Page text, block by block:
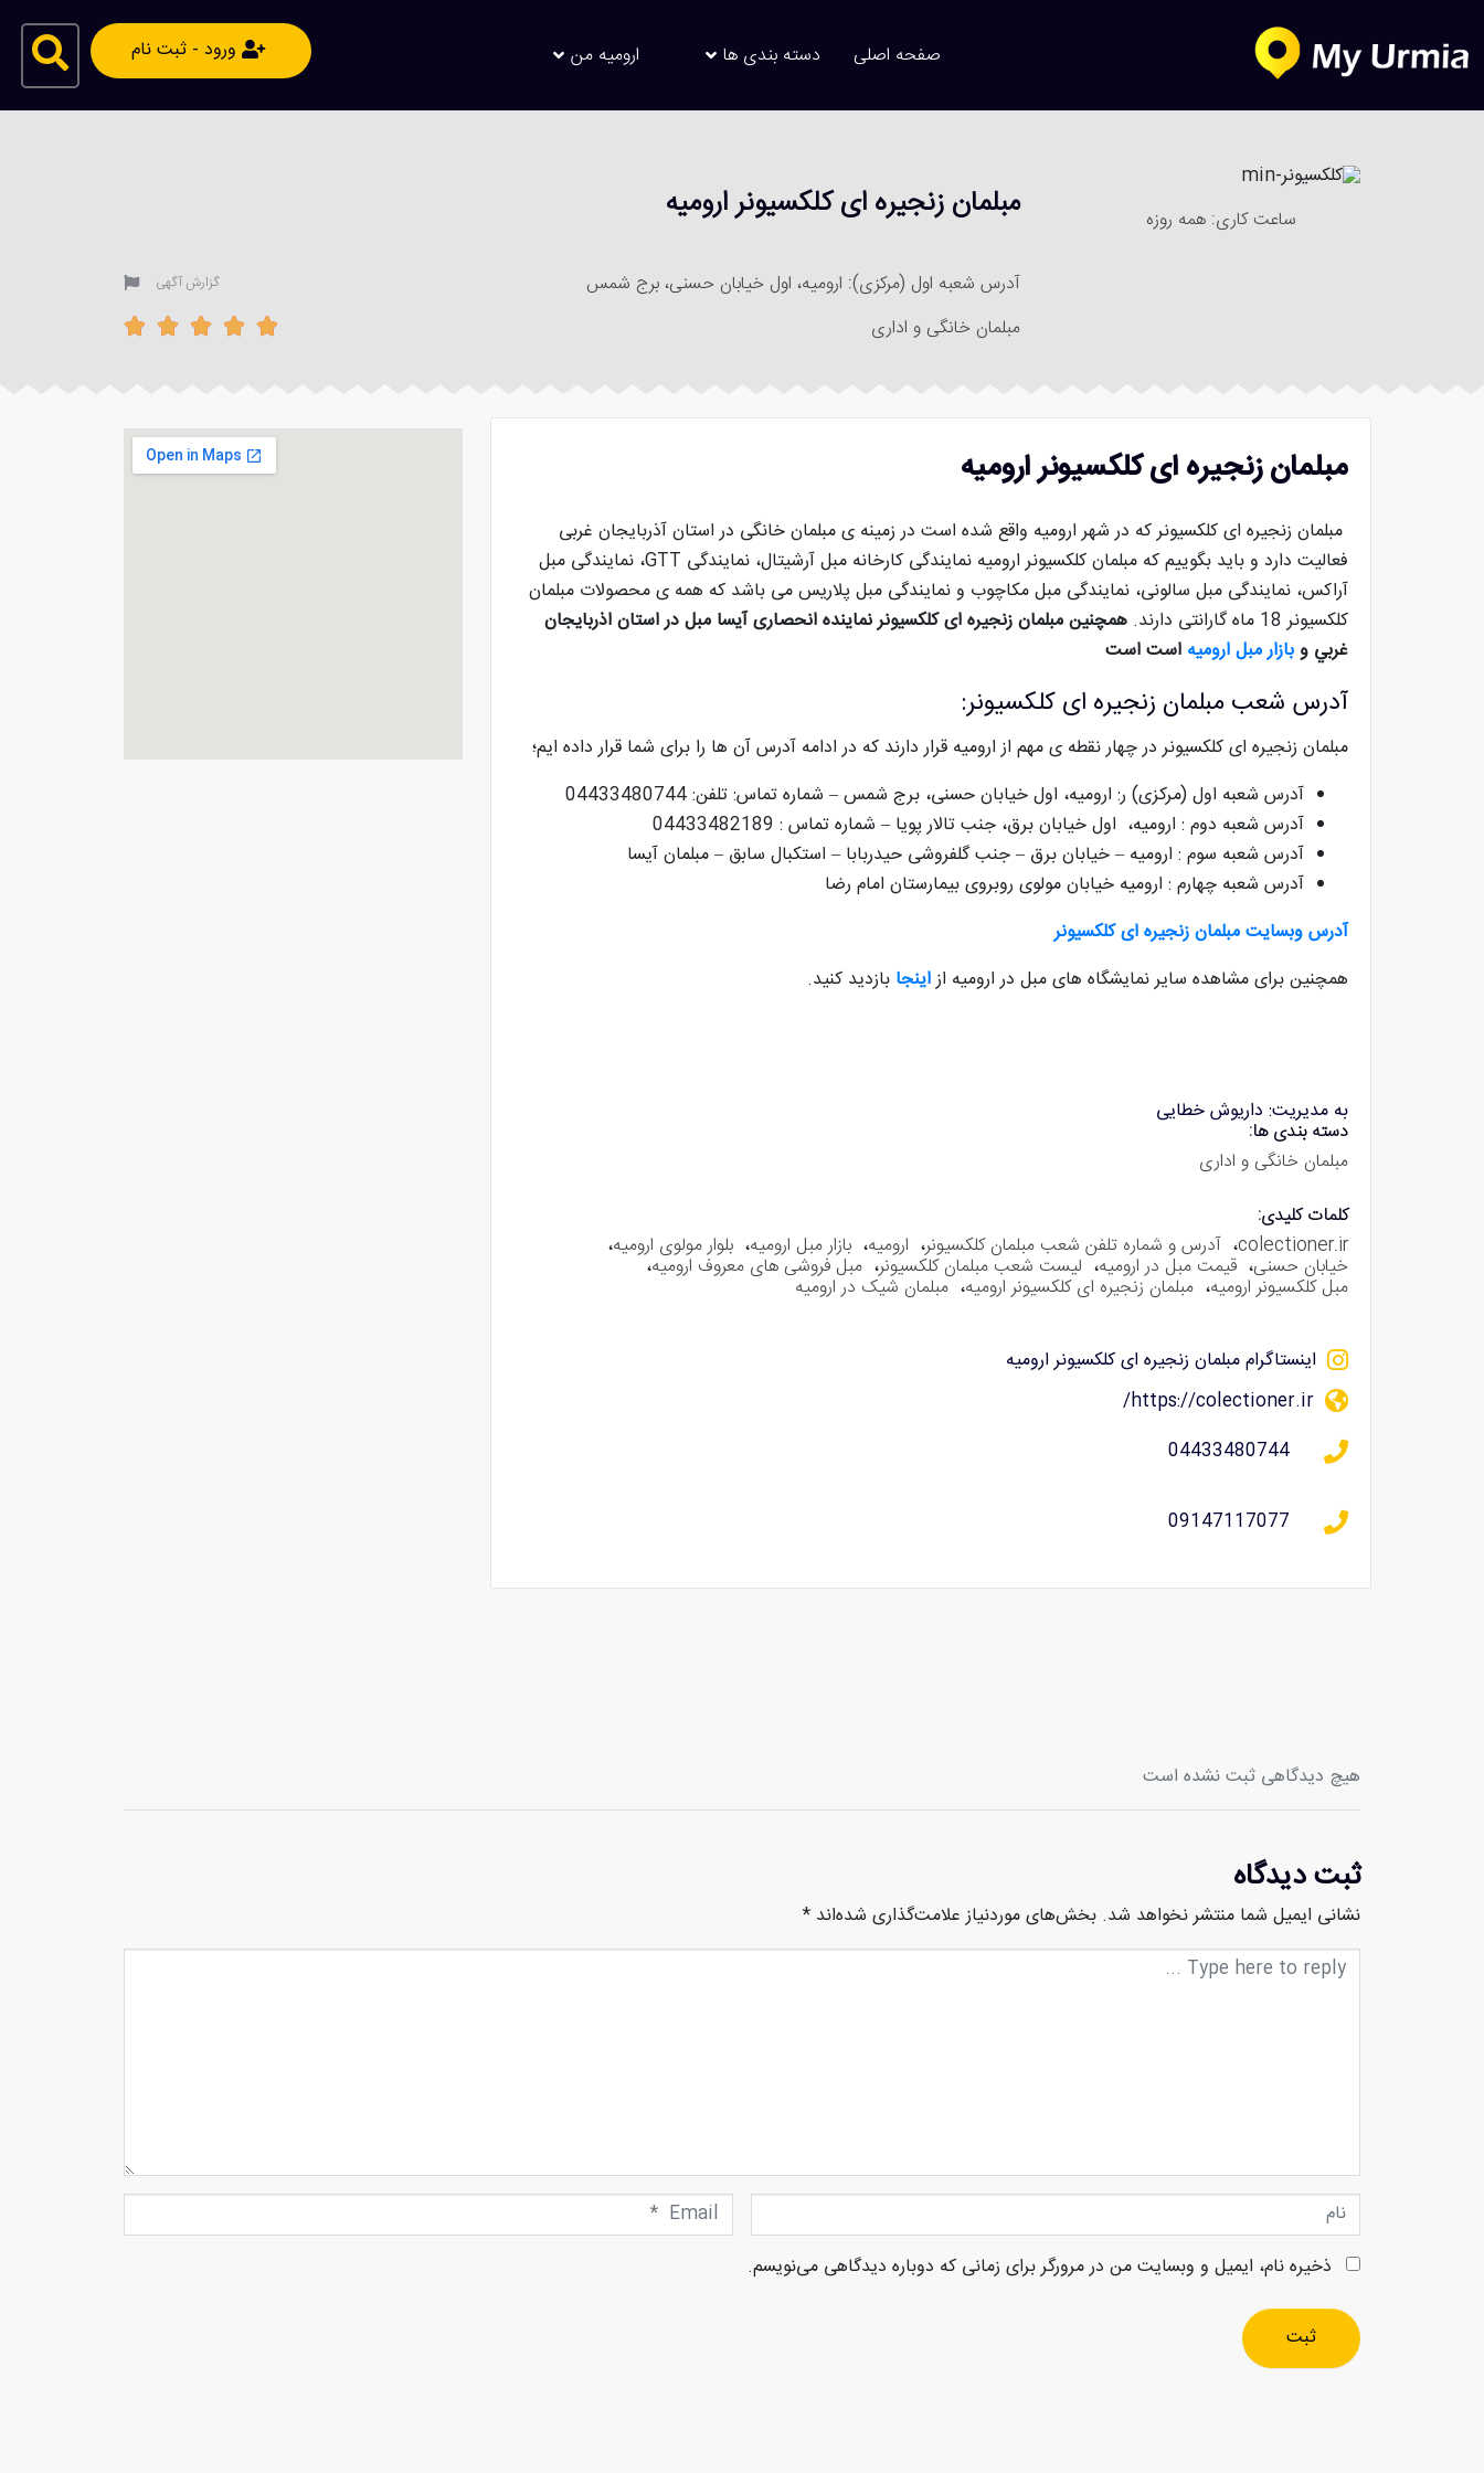
صفحه اصلی دسته بندی ها ارومیه من ورود - ثبت نام
ساعت کاری: همه روزه مبلمان زنجیره ای کلکسیونر ارومیه
آدرس شعبه اول (مرکزی): ارومیه، اول خیابان حسنی، برج شمس
مبلمان خانگی و اداری
گزارش آگهی





مبلمان زنجیره ای کلکسیونر ارومیه
مبلمان زنجیره ای کلکسیونر که در شهر ارومیه واقع شده است در زمینه ی مبلمان خانگی در استان آذربایجان غربی
فعالیت دارد و باید بگوییم که مبلمان کلکسیونر ارومیه نمایندگی کارخانه مبل آرشیتال، نمایندگی GTT، نمایندگی مبل
آراکس، نمایندگی مبل سالونی، نمایندگی مبل مکاچوب و نمایندگی مبل پلاریس می باشد که همه ی محصولات مبلمان
کلکسیونر 18 ماه گارانتی دارند.
همچنین مبلمان زنجیره ای کلکسیونر نماینده انحصاری آیسا مبل در استان اذربايجان
غربي وبازار مبل ارومیه است است
آدرس شعب مبلمان زنجیره ای کلکسیونر:
مبلمان زنجیره ای کلکسیونر در چهار نقطه ی مهم از ارومیه قرار دارند که در ادامه آدرس آن ها را برای شما قرار داده ایم؛
آدرس شعبه اول (مرکزی) ر: ارومیه، اول خیابان حسنی، برج شمس – شماره تماس: تلفن: 04433480744
آدرس شعبه دوم : ارومیه، اول خیابان برق، جنب تالار پویا – شماره تماس : 04433482189
آدرس شعبه سوم : ارومیه – خیابان برق – جنب گلفروشی حیدربابا – استکبال سابق – مبلمان آیسا
آدرس شعبه چهارم : ارومیه خیابان مولوی روبروی بیمارستان امام رضا
آدرس وبسایت مبلمان زنجیره ای کلکسیونر
همچنین برای مشاهده سایر نمایشگاه های مبل در ارومیه ازاینجا بازدید کنید.
به مدیریت: داریوش خطایی
دسته بندی ها:
مبلمان خانگی و اداری
کلمات کلیدی:
colectioner.ir، آدرس و شماره تلفن شعب مبلمان کلکسیونر، ارومیه، بازار مبل ارومیه، بلوار مولوی ارومیه،
خیابان حسنی، قیمت مبل در ارومیه، لیست شعب مبلمان کلکسیونر، مبل فروشی های معروف ارومیه،
مبل کلکسیونر ارومیه، مبلمان زنجیره ای کلکسیونر ارومیه، مبلمان شیک در ارومیه
اینستاگرام مبلمان زنجیره ای کلکسیونر ارومیه
https://colectioner.ir/
04433480744
09147117077
هیچ دیدگاهی ثبت نشده است
ثبت دیدگاه
نشانی ایمیل شما منتشر نخواهد شد. بخش‌های موردنیاز علامت‌گذاری شده‌اند *
متن
نام
Email
*
ذخیره نام، ایمیل و وبسایت من در مرورگر برای زمانی که دوباره دیدگاهی می‌نویسم.
ثبت